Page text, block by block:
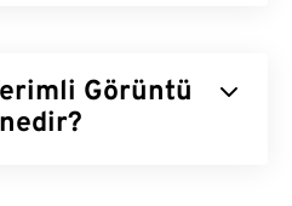
Görüntü